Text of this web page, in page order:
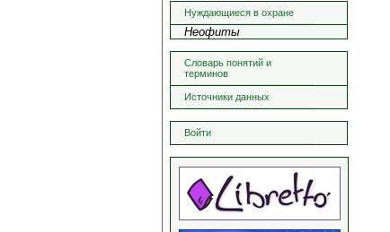
Нуждающиеся в охране
Неофиты
Словарь понятий и
терминов
Источники данных
Войти